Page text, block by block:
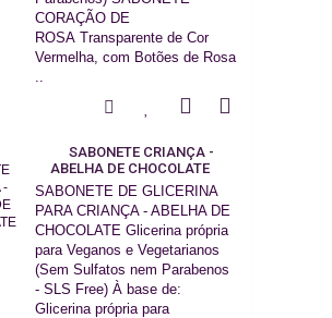
CORAÇÃO DE
ROSA Transparente de Cor
Vermelha, com Botões de Rosa
SABONETE CRIANÇA -
ABELHA DE CHOCOLATE
SABONETE DE GLICERINA
PARA CRIANÇA - ABELHA DE
CHOCOLATE Glicerina própria
para Veganos e Vegetarianos
(Sem Sulfatos nem Parabenos
- SLS Free) À base de:
Glicerina própria para